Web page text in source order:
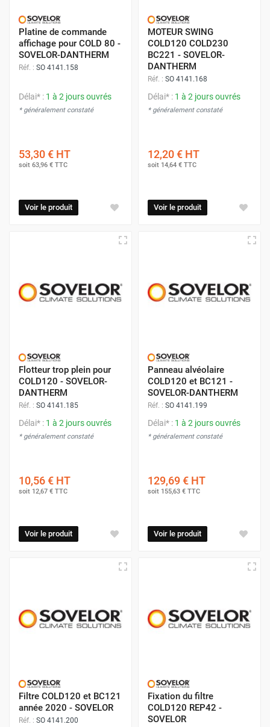
Platine de commande
affichage pour COLD 80 -
SOVELOR-DANTHERM
Réf. : SO 4141.158
Délai* : 1 à 2 jours ouvrés
* généralement constaté
53,30 € HT
soit 63,96 € TTC
Voir le produit
MOTEUR SWING
COLD120 COLD230
BC221 - SOVELOR-
DANTHERM
Réf. : SO 4141.168
Délai* : 1 à 2 jours ouvrés
* généralement constaté
12,20 € HT
soit 14,64 € TTC
Voir le produit
Flotteur trop plein pour
COLD120 - SOVELOR-
DANTHERM
Réf. : SO 4141.185
Délai* : 1 à 2 jours ouvrés
* généralement constaté
10,56 € HT
soit 12,67 € TTC
Voir le produit
Panneau alvéolaire
COLD120 et BC121 -
SOVELOR-DANTHERM
Réf. : SO 4141.199
Délai* : 1 à 2 jours ouvrés
* généralement constaté
129,69 € HT
soit 155,63 € TTC
Voir le produit
Filtre COLD120 et BC121
année 2020 - SOVELOR
Réf. : SO 4141.200
Fixation du filtre
COLD120 REP42 -
SOVELOR